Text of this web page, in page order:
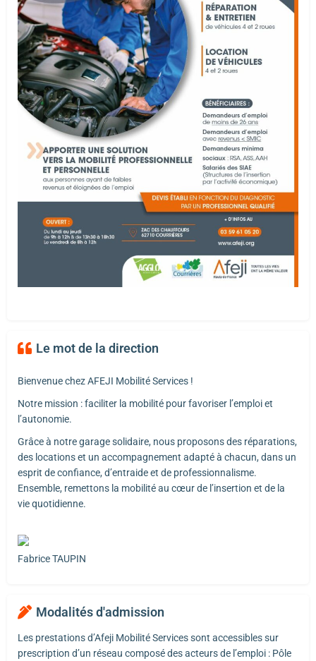
Le mot de la direction
Bienvenue chez AFEJI Mobilité Services !
Notre mission : faciliter la mobilité pour favoriser l’emploi et
l’autonomie.
Grâce à notre garage solidaire, nous proposons des réparations,
des locations et un accompagnement adapté à chacun, dans un
esprit de confiance, d’entraide et de professionnalisme.
Ensemble, remettons la mobilité au cœur de l’insertion et de la
vie quotidienne.
Fabrice TAUPIN
Modalités d'admission
Les prestations d’Afeji Mobilité Services sont accessibles sur
prescription d’un réseau composé des acteurs de l’emploi : Pôle